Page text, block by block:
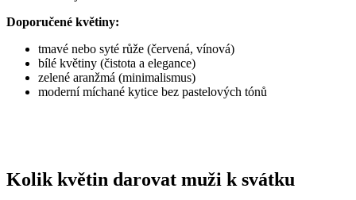
Doporučené květiny:
tmavé nebo syté růže (červená, vínová)
bílé květiny (čistota a elegance)
zelené aranžmá (minimalismus)
moderní míchané kytice bez pastelových tónů
Kolik květin darovat muži k svátku